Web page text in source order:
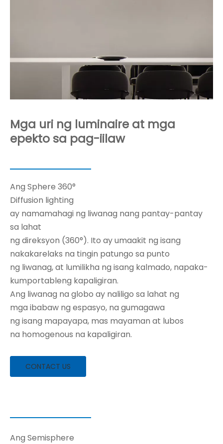
Mga uri ng luminaire at mga
epekto sa pag-iilaw
Ang Sphere 360°
Diffusion lighting
ay namamahagi ng liwanag nang pantay-pantay
sa lahat
ng direksyon (360°). Ito ay umaakit ng isang
nakakarelaks na tingin patungo sa punto
ng liwanag, at lumilikha ng isang kalmado, napaka-
kumportableng kapaligiran.
Ang liwanag na globo ay naliligo sa lahat ng
mga ibabaw ng espasyo, na gumagawa
ng isang mapayapa, mas mayaman at lubos
na homogenous na kapaligiran.
CONTACT US
Ang Semisphere